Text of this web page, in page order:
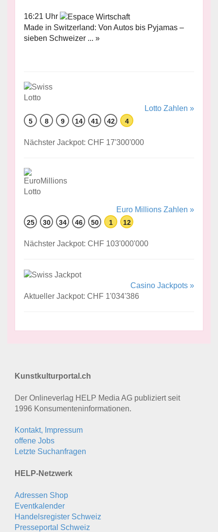
16:21 Uhr
Made in Switzerland: Von Autos bis Pyjamas –
sieben Schweizer ... »
Lotto Zahlen »
5 8 9 14 41 42 4
Nächster Jackpot: CHF 17'300'000
Euro Millions Zahlen »
25 30 34 46 50 1 12
Nächster Jackpot: CHF 103'000'000
Casino Jackpots »
Aktueller Jackpot: CHF 1'034'386
Kunstkulturportal.ch
Der Onlineverlag HELP Media AG publiziert seit
1996 Konsumenten­informationen.
Kontakt, Impressum
offene Jobs
Letzte Suchanfragen
HELP-Netzwerk
Adressen Shop
Eventkalender
Handelsregister Schweiz
Presseportal Schweiz